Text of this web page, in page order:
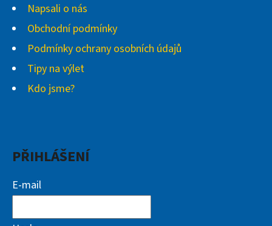
Napsali o nás
Obchodní podmínky
Podmínky ochrany osobních údajů
Tipy na výlet
Kdo jsme?
PŘIHLÁŠENÍ
E-mail